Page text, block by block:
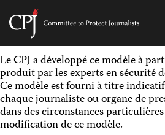
Skip
to
content
Committee
Protect
Journalists
Le CPJ a développé ce modèle à
produit par les experts en sécurité
Ce modèle est fourni à titre
chaque journaliste ou organe de
dans des circonstances
modification de ce modèle.